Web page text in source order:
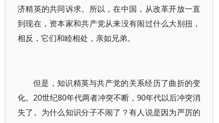
济精英的共同诉求。所以，在中国，从改革开放一直
到现在，资本家和共产党从来没有闹过什么大别扭，
相反，它们和睦相处，亲如兄弟。
但是，知识精英与共产党的关系经历了曲折的变
化。20世纪80年代两者冲突不断，90年代以后冲突消
失了。为什么知识分子不闹了？有人说是因为严厉的